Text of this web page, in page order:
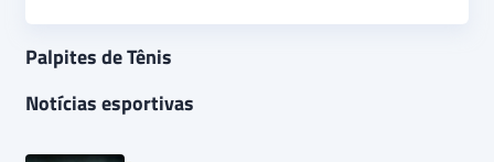
Palpites de Tênis
Notícias esportivas